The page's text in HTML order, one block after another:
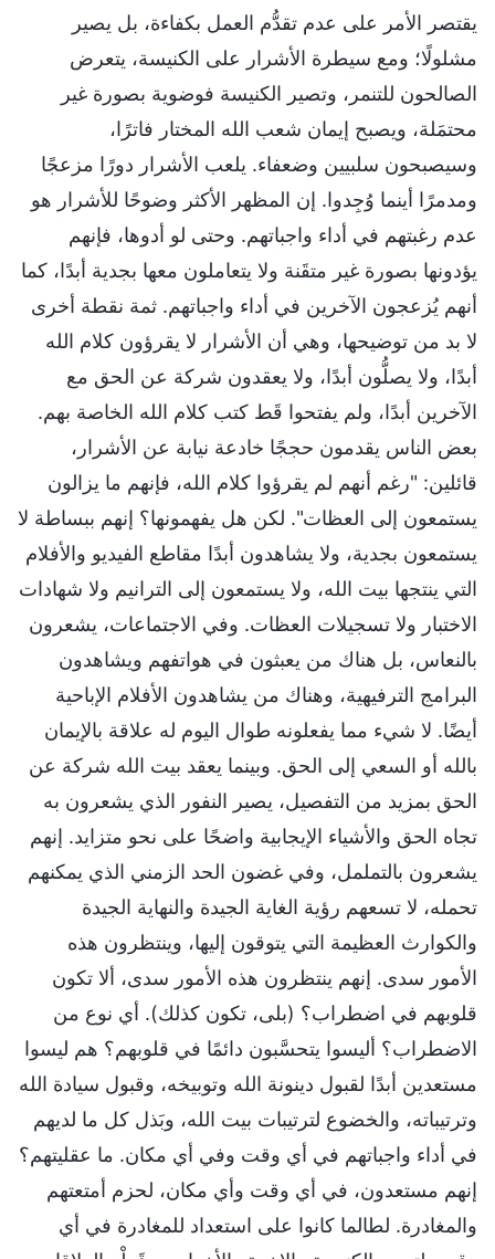
يقتصر الأمر على عدم تقدُّم العمل بكفاءة، بل يصير
مشلولًا؛ ومع سيطرة الأشرار على الكنيسة، يتعرض
الصالحون للتنمر، وتصير الكنيسة فوضوية بصورة غير
محتمَلة، ويصبح إيمان شعب الله المختار فاترًا،
وسيصبحون سلبيين وضعفاء. يلعب الأشرار دورًا مزعجًا
ومدمرًا أينما وُجِدوا. إن المظهر الأكثر وضوحًا للأشرار هو
عدم رغبتهم في أداء واجباتهم. وحتى لو أدوها، فإنهم
يؤدونها بصورة غير متقَنة ولا يتعاملون معها بجدية أبدًا، كما
أنهم يُزعجون الآخرين في أداء واجباتهم. ثمة نقطة أخرى
لا بد من توضيحها، وهي أن الأشرار لا يقرؤون كلام الله
أبدًا، ولا يصلُّون أبدًا، ولا يعقدون شركة عن الحق مع
الآخرين أبدًا، ولم يفتحوا قَط كتب كلام الله الخاصة بهم.
بعض الناس يقدمون حججًا خادعة نيابة عن الأشرار،
قائلين: "رغم أنهم لم يقرؤوا كلام الله، فإنهم ما يزالون
يستمعون إلى العظات". لكن هل يفهمونها؟ إنهم ببساطة لا
يستمعون بجدية، ولا يشاهدون أبدًا مقاطع الفيديو والأفلام
التي ينتجها بيت الله، ولا يستمعون إلى الترانيم ولا شهادات
الاختبار ولا تسجيلات العظات. وفي الاجتماعات، يشعرون
بالنعاس، بل هناك من يعبثون في هواتفهم ويشاهدون
البرامج الترفيهية، وهناك من يشاهدون الأفلام الإباحية
أيضًا. لا شيء مما يفعلونه طوال اليوم له علاقة بالإيمان
بالله أو السعي إلى الحق. وبينما يعقد بيت الله شركة عن
الحق بمزيد من التفصيل، يصير النفور الذي يشعرون به
تجاه الحق والأشياء الإيجابية واضحًا على نحو متزايد. إنهم
يشعرون بالتململ، وفي غضون الحد الزمني الذي يمكنهم
تحمله، لا تسعهم رؤية الغاية الجيدة والنهاية الجيدة
والكوارث العظيمة التي يتوقون إليها، وينتظرون هذه
الأمور سدى. إنهم ينتظرون هذه الأمور سدى، ألا تكون
قلوبهم في اضطراب؟ (بلى، تكون كذلك). أي نوع من
الاضطراب؟ أليسوا يتحسَّبون دائمًا في قلوبهم؟ هم ليسوا
مستعدين أبدًا لقبول دينونة الله وتوبيخه، وقبول سيادة الله
وترتيباته، والخضوع لترتيبات بيت الله، وبَذل كل ما لديهم
في أداء واجباتهم في أي وقت وفي أي مكان. ما عقليتهم؟
إنهم مستعدون، في أي وقت وأي مكان، لحزم أمتعتهم
والمغادرة. لطالما كانوا على استعداد للمغادرة في أي